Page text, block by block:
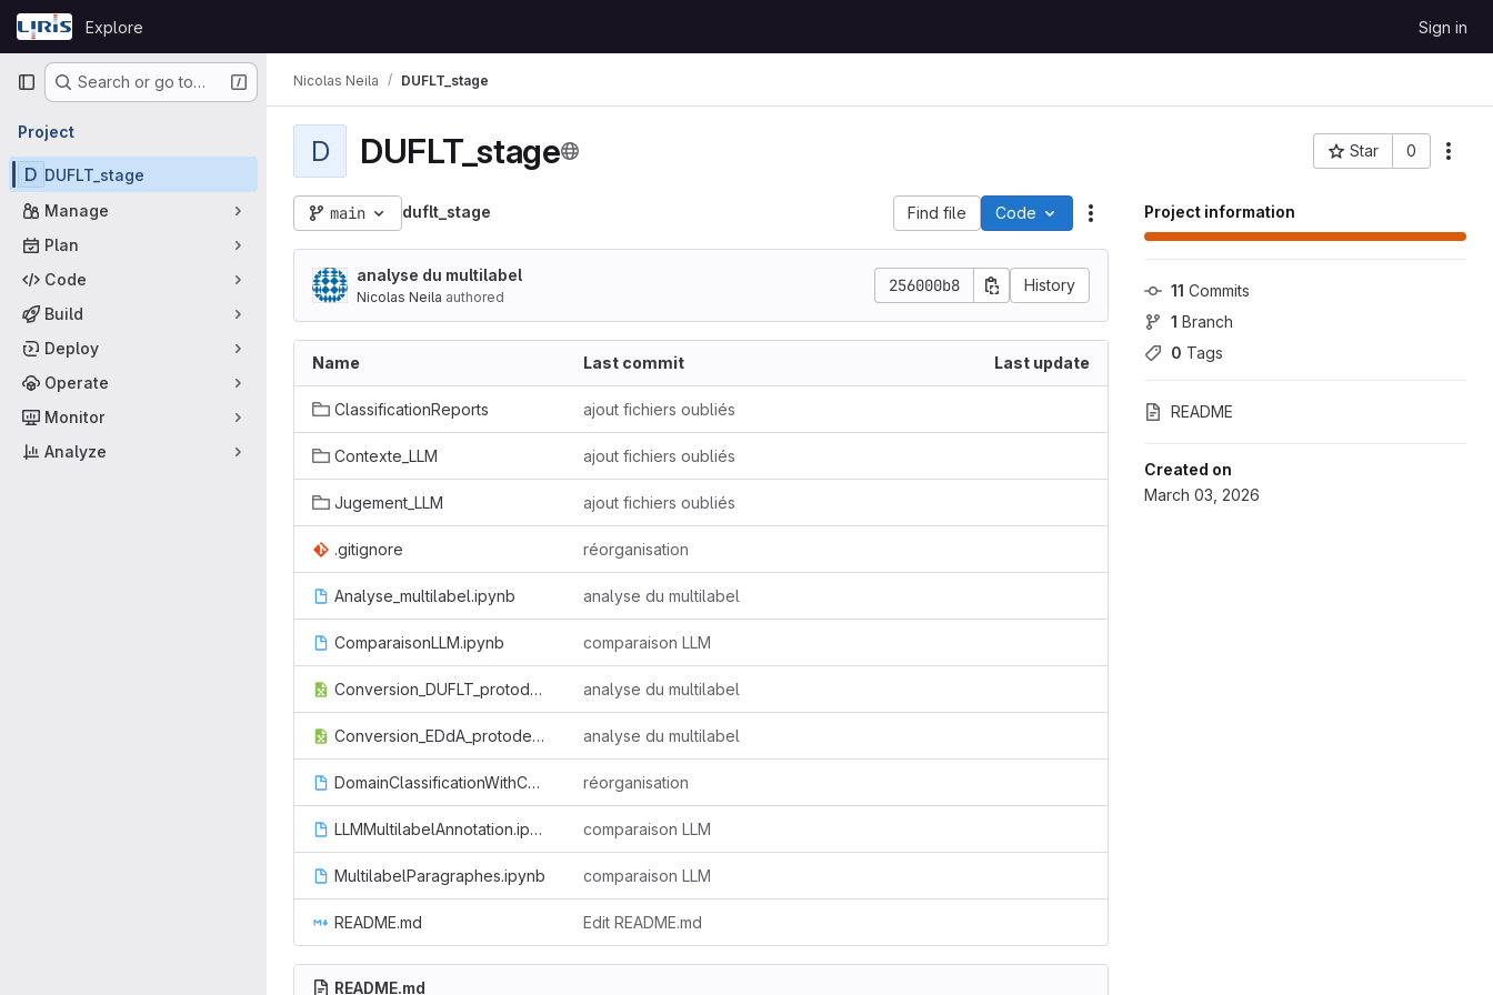
Skip to content
GitLab
Explore Sign in
Primary navigation
Search or go to…
Project
D DUFLT_stage
Manage
Plan
Code
Build
Deploy
Operate
Monitor
Analyze
Nicolas Neila DUFLT_stage
D DUFLT_stage Star 0
Project ID: 2229
Project information
11 Commits
1 Branch
0 Tags
README
Created on
March 03, 2026
main duflt_stage Find file Code Actions
analyse du multilabel
Nicolas Neila authored
256000b8 History
Name Last commit Last update
ClassificationReports ajout fichiers oubliés
Contexte_LLM ajout fichiers oubliés
Jugement_LLM ajout fichiers oubliés
.gitignore réorganisation
Analyse_multilabel.ipynb analyse du multilabel
ComparaisonLLM.ipynb comparaison LLM
Conversion_DUFLT_protodesignants_MacroDomaines.xlsx analyse du multilabel
Conversion_EDdA_protodesignants_MacroDomaines.xlsx analyse du multilabel
DomainClassificationWithConfidence.ipynb réorganisation
LLMMultilabelAnnotation.ipynb comparaison LLM
MultilabelParagraphes.ipynb comparaison LLM
README.md Edit README.md
README.md